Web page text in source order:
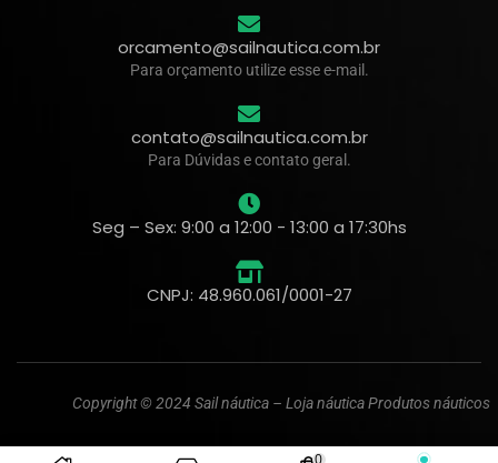
0
orcamento@sailnautica.com.br
Para orçamento utilize esse e-mail.
contato@sailnautica.com.br
Para Dúvidas e contato geral.
Seg – Sex: 9:00 a 12:00 - 13:00 a 17:30hs
CNPJ: 48.960.061/0001-27
Copyright © 2024 Sail náutica – Loja náutica Produtos náuticos